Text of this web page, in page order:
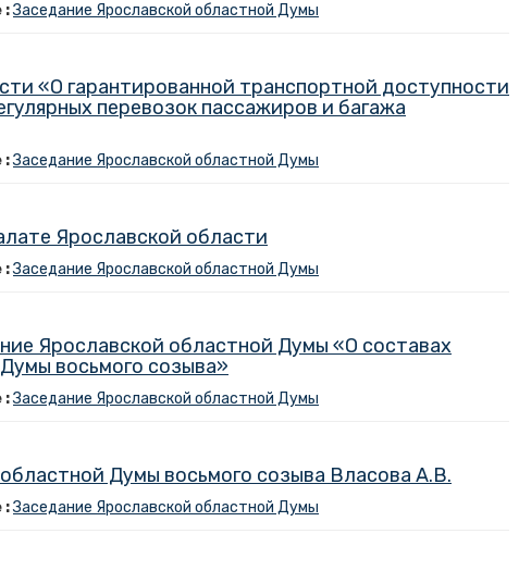
:Заседание Ярославской областной Думы
«О гарантированной транспортной доступности
перевозок пассажиров и багажа
:Заседание Ярославской областной Думы
Ярославской области
:Заседание Ярославской областной Думы
Ярославской областной Думы «О составах
восьмого созыва»
:Заседание Ярославской областной Думы
Думы восьмого созыва Власова А.В.
:Заседание Ярославской областной Думы